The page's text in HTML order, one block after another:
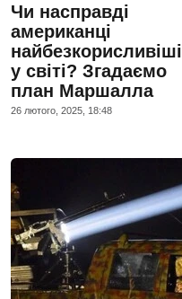
Чи насправді
американці
найбезкорисливіші
у світі? Згадаємо
план Маршалла
26 лютого, 2025, 18:48